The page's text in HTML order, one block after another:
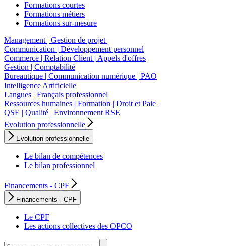
Formations courtes
Formations métiers
Formations sur-mesure
Management | Gestion de projet
Communication | Développement personnel
Commerce | Relation Client | Appels d'offres
Gestion | Comptabilité
Bureautique | Communication numérique | PAO
Intelligence Artificielle
Langues | Français professionnel
Ressources humaines | Formation | Droit et Paie
QSE | Qualité | Environnement RSE
Evolution professionnelle
Evolution professionnelle
Le bilan de compétences
Le bilan professionnel
Financements - CPF
Financements - CPF
Le CPF
Les actions collectives des OPCO